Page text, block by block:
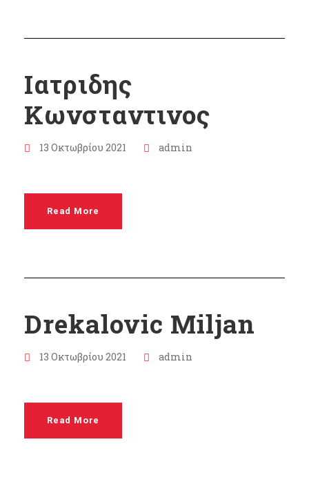
Ιατριδης
Κωνσταντινος
13 Οκτωβρίου 2021 admin
Read More
Drekalovic Miljan
13 Οκτωβρίου 2021 admin
Read More